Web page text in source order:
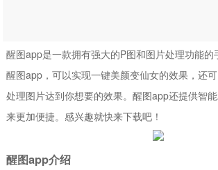
醒图app是一款拥有强大的P图和图片处理功能的
醒图app，可以实现一键美颜变仙女的效果，还
处理图片达到你想要的效果。醒图app还提供智
来更加便捷。感兴趣就快来下载吧！
醒图app介绍